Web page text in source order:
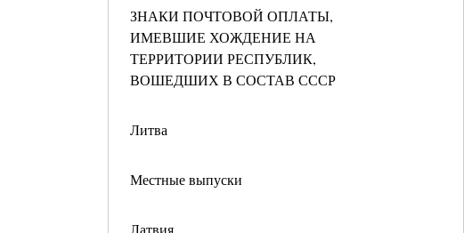
ЗНАКИ ПОЧТОВОЙ ОПЛАТЫ,
ИМЕВШИЕ ХОЖДЕНИЕ НА
ТЕРРИТОРИИ РЕСПУБЛИК,
ВОШЕДШИХ В СОСТАВ СССР
Литва
Местные выпуски
Латвия